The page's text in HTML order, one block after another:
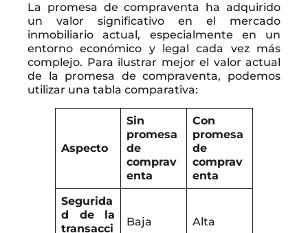
La promesa de compraventa ha adquirido
un valor significativo en el mercado
inmobiliario actual, especialmente en un
entorno económico y legal cada vez más
complejo. Para ilustrar mejor el valor actual
de la promesa de compraventa, podemos
utilizar una tabla comparativa:
Aspecto
Sin
promesa
de
comprav
enta
Con
promesa
de
comprav
enta
Segurida
d de la
transacci
Baja Alta